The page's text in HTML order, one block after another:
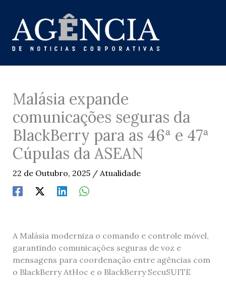
content
Malásia expande
comunicações seguras da
BlackBerry para as 46ª e 47ª
Cúpulas da ASEAN
22 de Outubro, 2025 / Atualidade
A Malásia moderniza o comando e controle móvel,
garantindo comunicações seguras de voz e
mensagens para coordenação entre agências com
o BlackBerry AtHoc e o BlackBerry SecuSUITE